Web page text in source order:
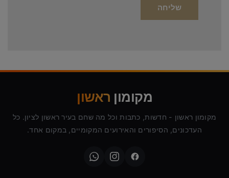
מקומון ראשון
מקומון ראשון - חדשות, כתבות וכל מה שחם בעיר ראשון לציון. כל
העדכונים, הסיפורים והאירועים המקומיים, במקום אחד.